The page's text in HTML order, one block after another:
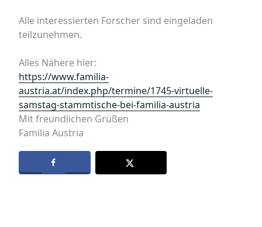
Alle interessierten Forscher sind eingeladen
teilzunehmen.
Alles Nähere hier:
https://www.familia-
austria.at/index.php/termine/1745-virtuelle-
samstag-stammtische-bei-familia-austria
Mit freundlichen Grüßen
Familia Austria